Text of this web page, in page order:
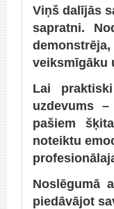
Viņš dalījās
sapratni.
veiksmīgāku
Lai
uzdevums
pašiem
noteiktu
Noslēgumā
piedāvājot